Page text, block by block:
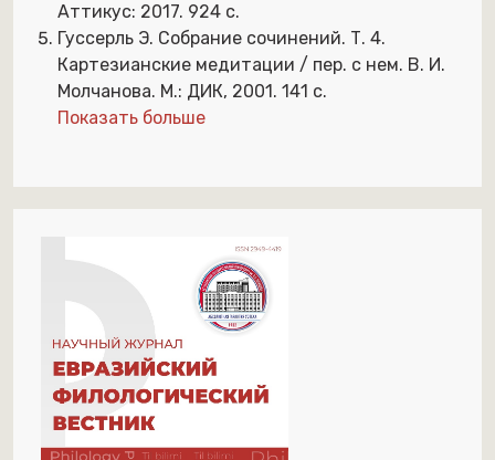
Аттикус: 2017. 924 с.
Гуссерль Э. Собрание сочинений. Т. 4.
Картезианские медитации / пер. с нем. В. И.
Молчанова. М.: ДИК, 2001. 141 с.
Показать больше